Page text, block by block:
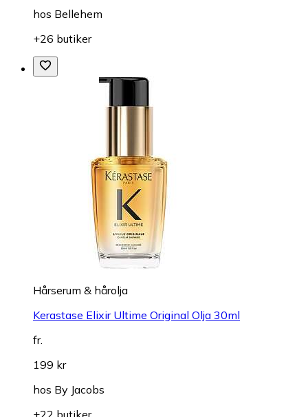
hos Bellehem
+26 butiker
Hårserum & hårolja
Kerastase Elixir Ultime Original Olja 30ml
fr.
199 kr
hos By Jacobs